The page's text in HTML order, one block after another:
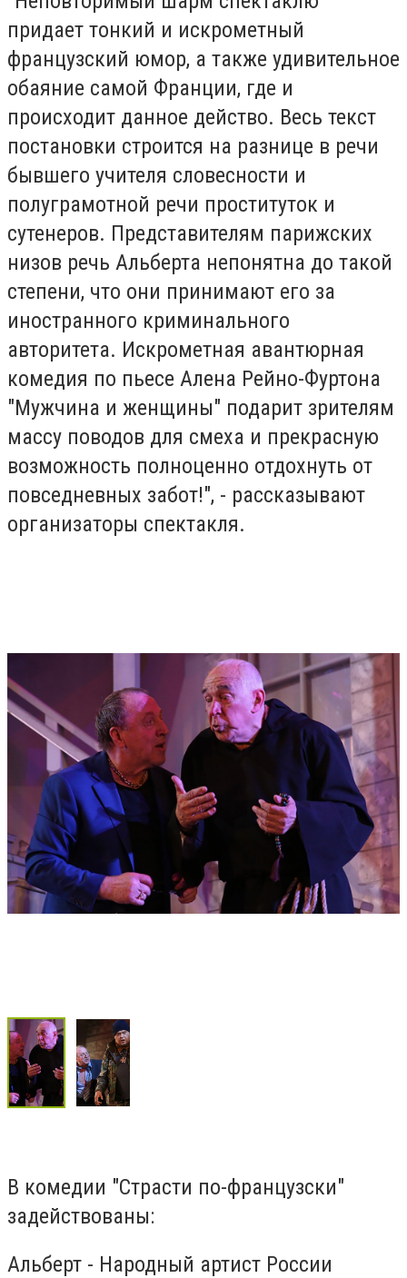
придает тонкий и искрометный
французский юмор, а также удивительное
обаяние самой Франции, где и
происходит данное действо. Весь текст
постановки строится на разнице в речи
бывшего учителя словесности и
полуграмотной речи проституток и
сутенеров. Представителям парижских
низов речь Альберта непонятна до такой
степени, что они принимают его за
иностранного криминального
авторитета. Искрометная авантюрная
комедия по пьесе Алена Рейно-Фуртона
"Мужчина и женщины" подарит зрителям
массу поводов для смеха и прекрасную
возможность полноценно отдохнуть от
повседневных забот!", - рассказывают
организаторы спектакля.
В комедии "Страсти по-французски"
задействованы:
Альберт - Народный артист России